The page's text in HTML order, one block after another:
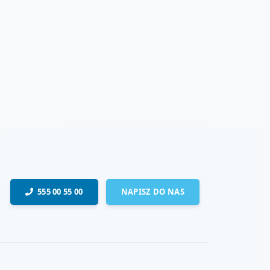
555 00 55 00 NAPISZ DO NAS